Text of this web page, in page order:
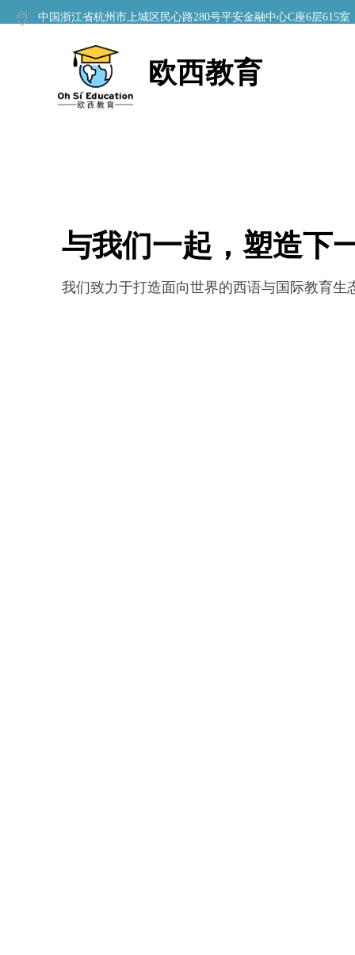
中国浙江省杭州市上城区民心路280号平安金融中心C座6层615室
欧西教育
与我们一起，塑造下
我们致力于打造面向世界的西语与国际教育